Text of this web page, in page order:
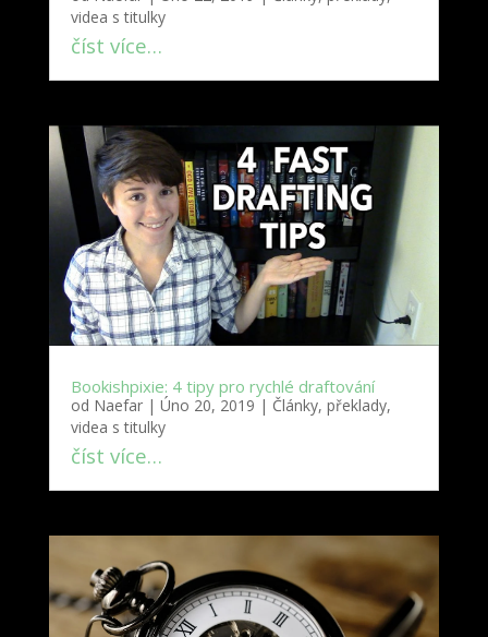
videa s titulky
číst více…
Bookishpixie: 4 tipy pro rychlé draftování
od Naefar| Úno 20, 2019 | Články, překlady,
videa s titulky
číst více…